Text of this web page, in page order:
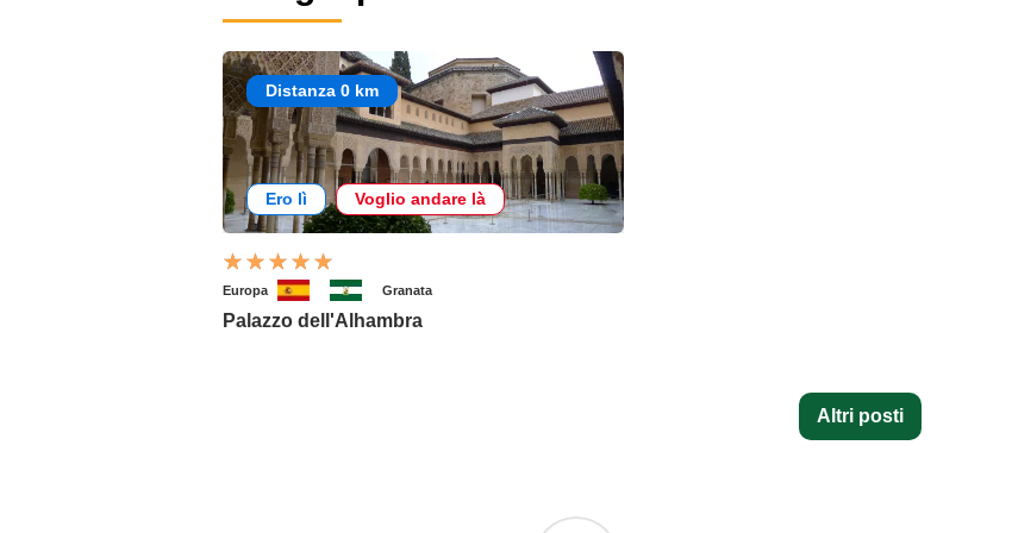
Distanza 0 km
Ero lì Voglio andare là
Europa Granata
Palazzo dell'Alhambra
Altri posti